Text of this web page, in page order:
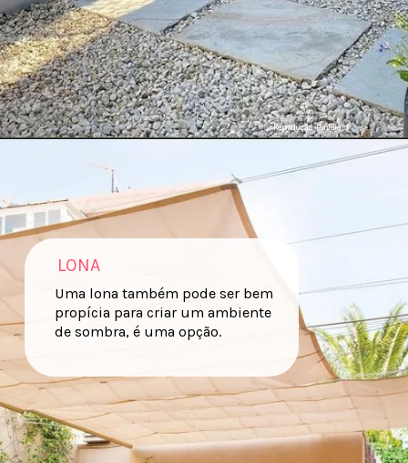
Reprodução: Pinterest
LONA
Uma lona também pode ser bem
propícia para criar um ambiente
de sombra, é uma opção.